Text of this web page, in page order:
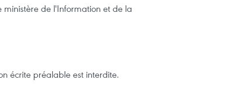
ministère de l'Information et de la
écrite préalable est interdite.